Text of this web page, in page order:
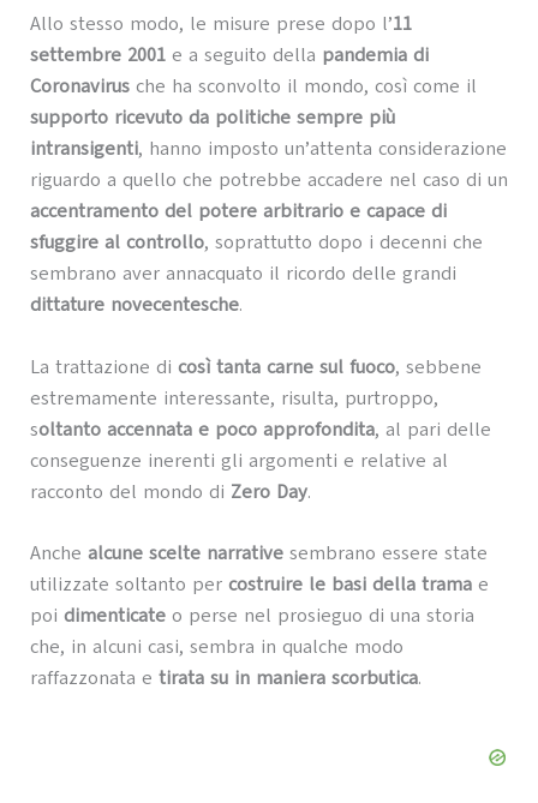
Allo stesso modo, le misure prese dopo l’11
settembre 2001e a seguito della pandemia di
Coronavirus che ha sconvolto il mondo, così come il
supporto ricevuto da politiche sempre più
intransigenti, hanno imposto un’attenta considerazione
riguardo a quello che potrebbe accadere nel caso di un
accentramento del potere arbitrario e capace di
sfuggire al controllo, soprattutto dopo i decenni che
sembrano aver annacquato il ricordo delle grandi
dittature novecentesche.
La trattazione di così tanta carne sul fuoco, sebbene
estremamente interessante, risulta, purtroppo,
soltanto accennata e poco approfondita, al pari delle
conseguenze inerenti gli argomenti e relative al
racconto del mondo di Zero Day.
Anche alcune scelte narrativesembrano essere state
utilizzate soltanto per costruire le basi della trama e
poi dimenticateo perse nel prosieguo di una storia
che, in alcuni casi, sembra in qualche modo
raffazzonata e tirata su in maniera scorbutica.